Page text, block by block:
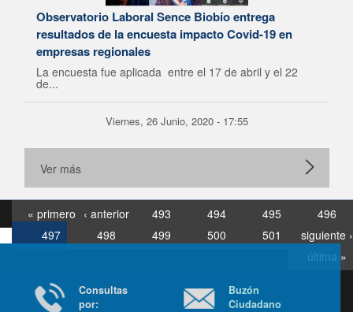
Observatorio Laboral Sence Biobío entrega
resultados de la encuesta impacto Covid-19 en
empresas regionales
La encuesta fue aplicada entre el 17 de abril y el 22
de...
Viernes, 26 Junio, 2020 - 17:55
Ver más
« primero ‹ anterior 493 494 495
496
497
498 499 500 501
siguiente ›
última »
Consultas
por:
Buzón
Ciudadano